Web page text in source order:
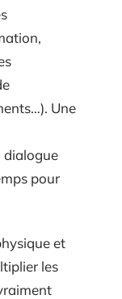
Une
dialogue
pour
et
les